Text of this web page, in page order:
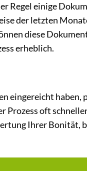
Regel einige
der letzten
diese
erheblich.
eingereicht haben,
Prozess oft
Ihrer Bonität,